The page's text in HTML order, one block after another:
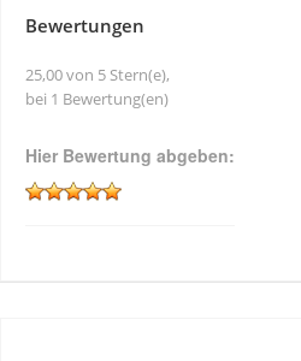
Bewertungen
25,00 von 5 Stern(e),
bei 1 Bewertung(en)
Hier Bewertung abgeben: